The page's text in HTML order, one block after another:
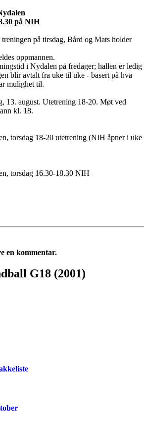
på NIH
på tirsdag, Bård og Mats holder
oppmannen.
i Nydalen på fredager; hallen er ledig
blir avtalt fra uke til uke - basert på hva
mulighet til.
13. august. Utetrening 18-20. Møt ved
kl. 18.
torsdag 18-20 utetrening (NIH åpner i uke
torsdag 16.30-18.30 NIH
en kommentar.
G18 (2001)